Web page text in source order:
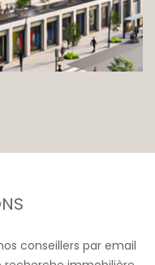
conseillers par email